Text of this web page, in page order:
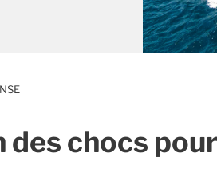
chocs